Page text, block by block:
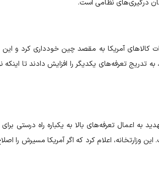
درگیری‌های نظامی است.
کالاهای آمریکا به مقصد چین خودداری کرد و
به اعمال تعرفه‌های بالا به یکباره راه درستی
اعلام کرد که اگر آمریکا مسیرش را